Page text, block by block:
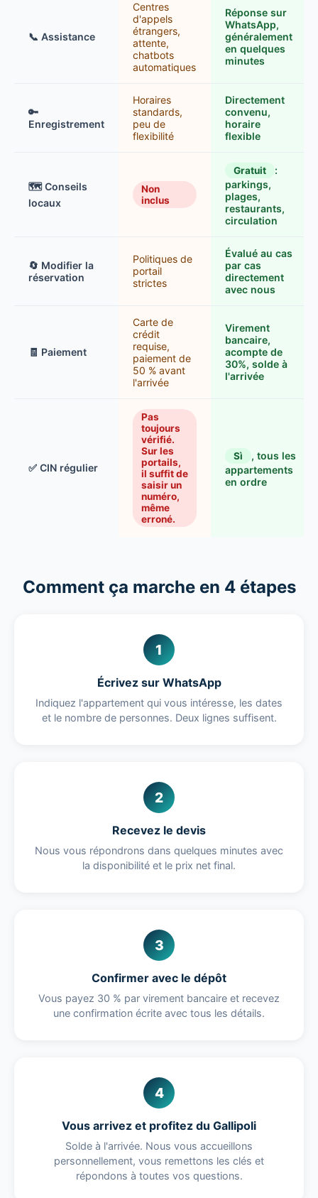
📞 Assistance
Centres
d'appels
étrangers,
attente,
chatbots
automatiques
Réponse sur
WhatsApp,
généralement
en quelques
minutes
🔑
Enregistrement
Horaires
standards,
peu de
flexibilité
Directement
convenu,
horaire
flexible
🗺️ Conseils
locaux
Non
inclus
Gratuit
:
parkings,
plages,
restaurants,
circulation
🔄 Modifier la
réservation
Politiques de
portail
strictes
Évalué au cas
par cas
directement
avec nous
🧾 Paiement
Carte de
crédit
requise,
paiement de
50 % avant
l'arrivée
Virement
bancaire,
acompte de
30%, solde à
l'arrivée
✅ CIN régulier
Pas
toujours
vérifié.
Sur les
portails,
il suffit de
saisir un
numéro,
même
erroné.
Sì
, tous les
appartements
en ordre
Comment ça marche en 4 étapes
1
Écrivez sur WhatsApp
Indiquez l'appartement qui vous intéresse, les dates
et le nombre de personnes. Deux lignes suffisent.
2
Recevez le devis
Nous vous répondrons dans quelques minutes avec
la disponibilité et le prix net final.
3
Confirmer avec le dépôt
Vous payez 30 % par virement bancaire et recevez
une confirmation écrite avec tous les détails.
4
Vous arrivez et profitez du Gallipoli
Solde à l'arrivée. Nous vous accueillons
personnellement, vous remettons les clés et
répondons à toutes vos questions.